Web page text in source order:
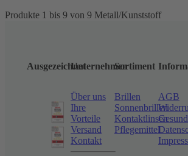
Produkte 1 bis 9 von 9 Metall/Kunststoff
AusgezeichnetUnternehmen
Über uns
Ihre
Vorteile
Versand
Kontakt
Sortiment
Brillen
Sonnenbrillen
Kontaktlinsen
Pflegemittel
AGB